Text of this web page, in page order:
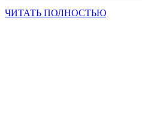
ЧИТАТЬ ПОЛНОСТЬЮ